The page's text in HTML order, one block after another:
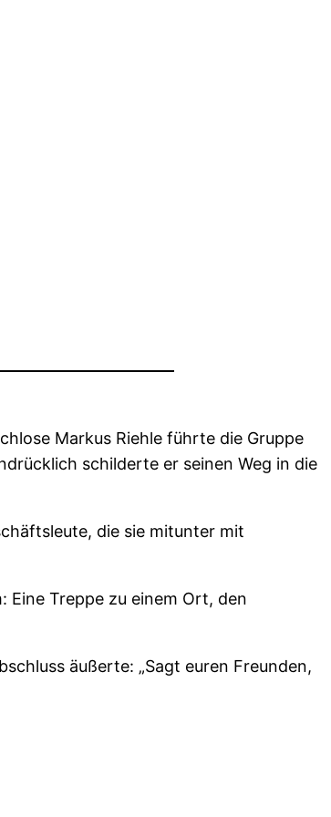
Markus Riehle führte die Gruppe
schilderte er seinen Weg in die
die sie mitunter mit
Eine Treppe zu einem Ort, den
äußerte: „Sagt euren Freunden,